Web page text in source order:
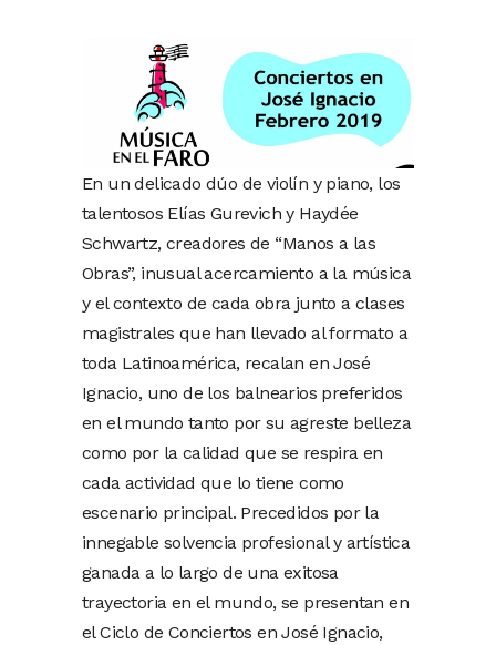
En un delicado dúo de violín y piano, los
talentosos Elías Gurevich y Haydée
Schwartz, creadores de “Manos a las
Obras”, inusual acercamiento a la música
y el contexto de cada obra junto a clases
magistrales que han llevado al formato a
toda Latinoamérica, recalan en José
Ignacio, uno de los balnearios preferidos
en el mundo tanto por su agreste belleza
como por la calidad que se respira en
cada actividad que lo tiene como
escenario principal. Precedidos por la
innegable solvencia profesional y artística
ganada a lo largo de una exitosa
trayectoria en el mundo, se presentan en
el Ciclo de Conciertos en José Ignacio,